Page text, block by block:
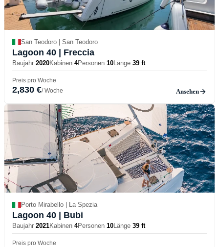
San Teodoro | San Teodoro
Lagoon 40 | Freccia
Baujahr 2020Kabinen 4Personen 10Länge 39 ft
Preis pro Woche
2,830 €/ Woche Ansehen
Porto Mirabello | La Spezia
Lagoon 40 | Bubi
Baujahr 2021Kabinen 4Personen 10Länge 39 ft
Preis pro Woche